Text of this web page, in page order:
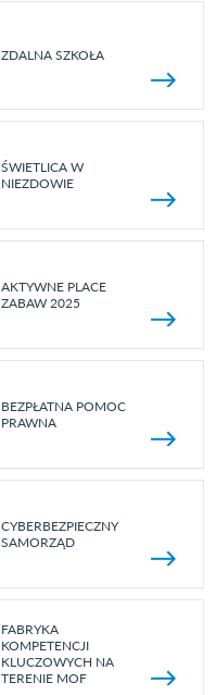
ZDALNA SZKOŁA
ŚWIETLICA W
NIEZDOWIE
AKTYWNE PLACE
ZABAW 2025
BEZPŁATNA POMOC
PRAWNA
CYBERBEZPIECZNY
SAMORZĄD
FABRYKA
KOMPETENCJI
KLUCZOWYCH NA
TERENIE MOF